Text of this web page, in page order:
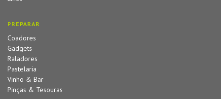
PREPARAR
Coadores
Gadgets
Raladores
Pastelaria
Vinho & Bar
Pinças & Tesouras